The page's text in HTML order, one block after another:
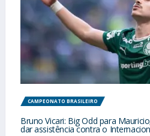
CAMPEONATO BRASILEIRO
Bruno Vicari: Big Odd para
dar assistência contra o